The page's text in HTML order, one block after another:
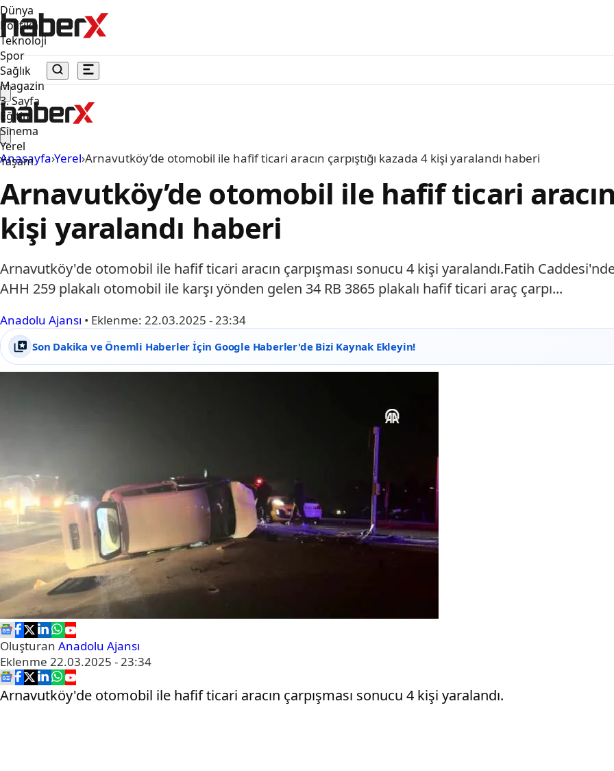
Dünya
Politika
Teknoloji
Spor
Sağlık
Magazin
3. Sayfa
Eğitim
Sinema
Yerel
Yaşam
Anasayfa›Yerel›Arnavutköy’de otomobil ile hafif ticari aracın çarpıştığı kazada 4 kişi yaralandı haberi
Arnavutköy’de otomobil ile hafif ticari aracın
kişi yaralandı haberi
Arnavutköy'de otomobil ile hafif ticari aracın çarpışması sonucu 4 kişi yaralandı.Fatih
AHH 259 plakalı otomobil ile karşı yönden gelen 34 RB 3865 plakalı hafif ticari araç çarpı...
Anadolu Ajansı • Eklenme: 22.03.2025 - 23:34
Son Dakika ve Önemli Haberler İçin Google Haberler'de Bizi Kaynak Ekleyin!
Oluşturan Anadolu Ajansı
Eklenme 22.03.2025 - 23:34
Arnavutköy'de otomobil ile hafif ticari aracın çarpışması sonucu 4 kişi yaralandı.